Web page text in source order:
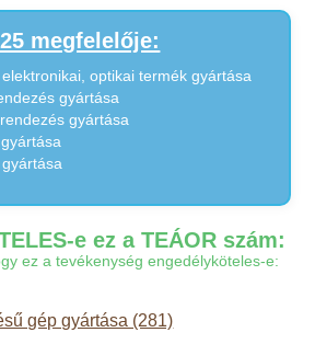
megfelelője:
optikai termék gyártása
gyártása
gyártása
e ez a TEÁOR szám:
ez a tevékenység engedélyköteles-e:
gép gyártása (281)